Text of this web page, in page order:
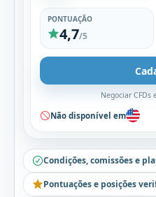
PONTUAÇÃO
4,7/5
Negociar CFDs
Não disponível em
Condições, comissões e
Pontuações e posições